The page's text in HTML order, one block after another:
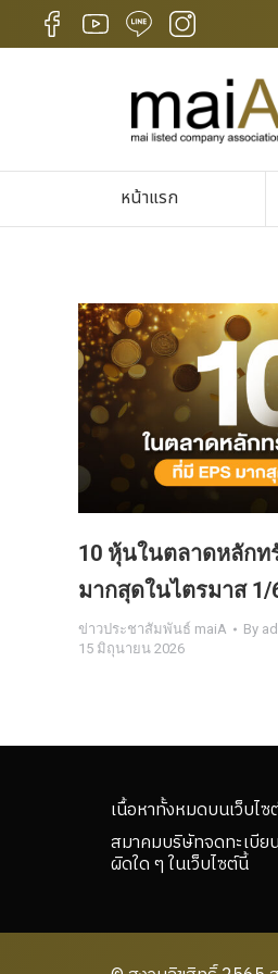
หน้าแรก
10 หุ้นในตลาดหลักท
มากสุดในไตรมาส 1/
ข่าวประชาสัมพันธ์ maiA By
15 มิถุนายน 2026
เนื้อหาทั้งหมดบนเว็บไ
สมาคมบริษัทจดทะเบีย
ผิดใด ๆ ในเว็บไซต์นี้